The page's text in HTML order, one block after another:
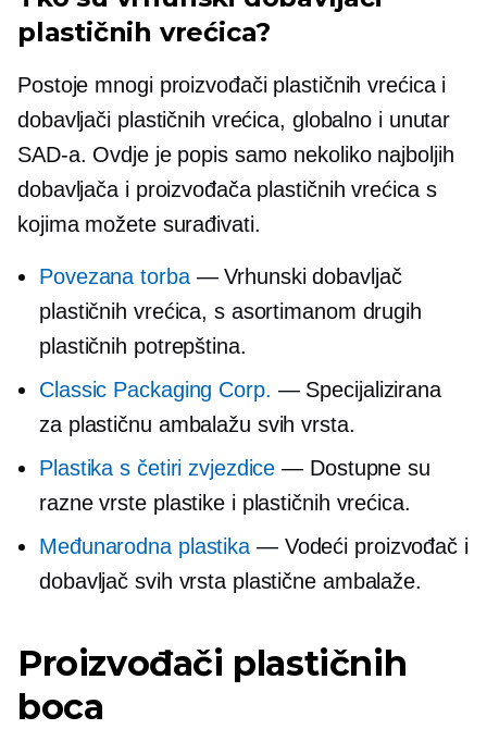
plastičnih vrećica?
Postoje mnogi proizvođači plastičnih vrećica i
dobavljači plastičnih vrećica, globalno i unutar
SAD-a. Ovdje je popis samo nekoliko najboljih
dobavljača i proizvođača plastičnih vrećica s
kojima možete surađivati.
Povezana torba— Vrhunski dobavljač
plastičnih vrećica, s asortimanom drugih
plastičnih potrepština.
Classic Packaging Corp. — Specijalizirana
za plastičnu ambalažu svih vrsta.
Plastika s četiri zvjezdice — Dostupne su
razne vrste plastike i plastičnih vrećica.
Međunarodna plastika — Vodeći proizvođač i
dobavljač svih vrsta plastične ambalaže.
Proizvođači plastičnih
boca